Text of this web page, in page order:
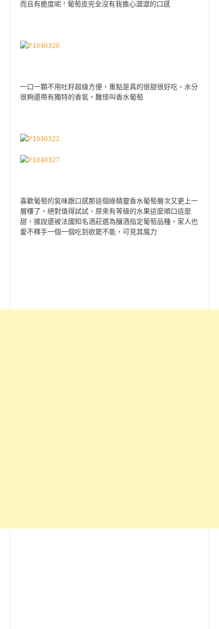
而且有脆度呢 ! 葡萄皮完全沒有我擔心澀澀的口感
一口一顆不用吐籽超級方便，重點是真的很甜很好吃，水分
很夠還帶有獨特的香氣，難怪叫香水葡萄
喜歡葡萄的氣味跟口感那這個綠精靈香水葡萄層次又更上一
層樓了，絕對值得試試，原來有等級的水果這麼順口這麼
甜，據說還被法國知名酒莊選為釀酒指定葡萄品種，家人也
愛不釋手一個一個吃到欲罷不能，可見其魔力